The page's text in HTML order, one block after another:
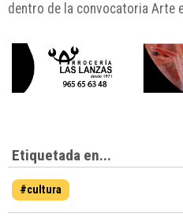
dentro de la convocatoria Arte
Etiquetada en...
#cultura